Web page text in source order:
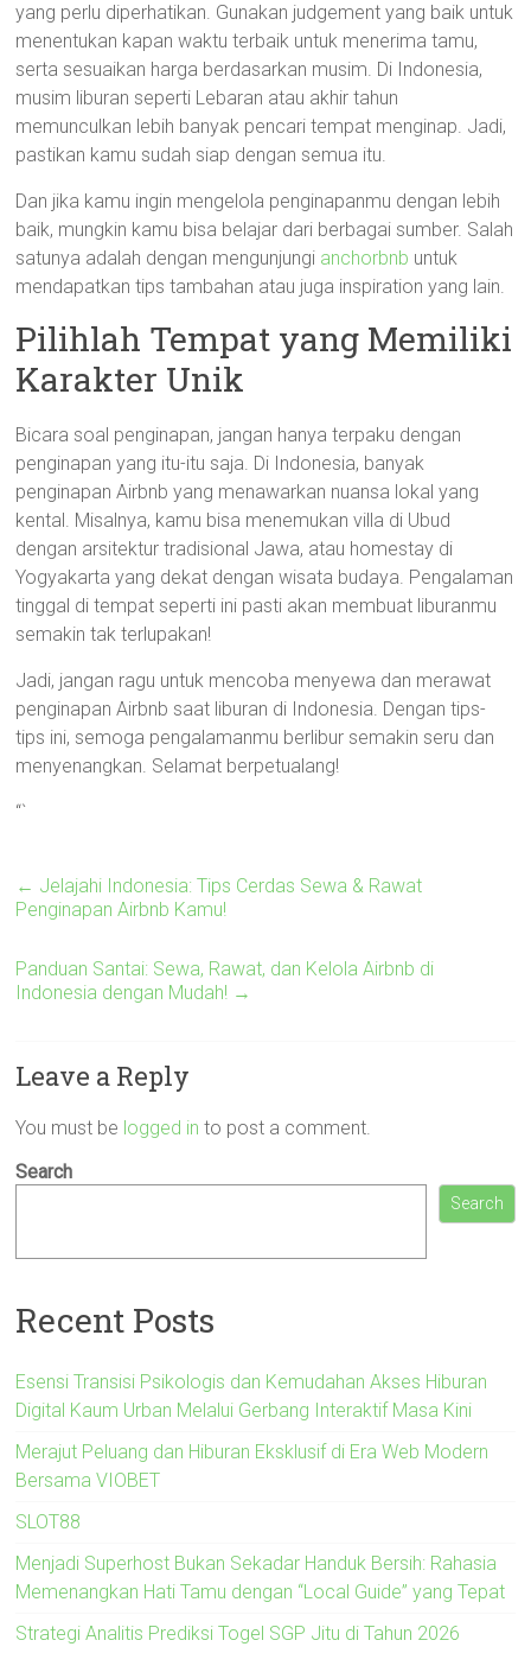
yang perlu diperhatikan. Gunakan judgement yang baik untuk
menentukan kapan waktu terbaik untuk menerima tamu,
serta sesuaikan harga berdasarkan musim. Di Indonesia,
musim liburan seperti Lebaran atau akhir tahun
memunculkan lebih banyak pencari tempat menginap. Jadi,
pastikan kamu sudah siap dengan semua itu.
Dan jika kamu ingin mengelola penginapanmu dengan lebih
baik, mungkin kamu bisa belajar dari berbagai sumber. Salah
satunya adalah dengan mengunjungi anchorbnb untuk
mendapatkan tips tambahan atau juga inspiration yang lain.
Pilihlah Tempat yang Memiliki
Karakter Unik
Bicara soal penginapan, jangan hanya terpaku dengan
penginapan yang itu-itu saja. Di Indonesia, banyak
penginapan Airbnb yang menawarkan nuansa lokal yang
kental. Misalnya, kamu bisa menemukan villa di Ubud
dengan arsitektur tradisional Jawa, atau homestay di
Yogyakarta yang dekat dengan wisata budaya. Pengalaman
tinggal di tempat seperti ini pasti akan membuat liburanmu
semakin tak terlupakan!
Jadi, jangan ragu untuk mencoba menyewa dan merawat
penginapan Airbnb saat liburan di Indonesia. Dengan tips-
tips ini, semoga pengalamanmu berlibur semakin seru dan
menyenangkan. Selamat berpetualang!
“`
← Jelajahi Indonesia: Tips Cerdas Sewa & Rawat
Penginapan Airbnb Kamu!
Panduan Santai: Sewa, Rawat, dan Kelola Airbnb di
Indonesia dengan Mudah! →
Leave a Reply
You must be logged in to post a comment.
Search
Search
Recent Posts
Esensi Transisi Psikologis dan Kemudahan Akses Hiburan
Digital Kaum Urban Melalui Gerbang Interaktif Masa Kini
Merajut Peluang dan Hiburan Eksklusif di Era Web Modern
Bersama VIOBET
SLOT88
Menjadi Superhost Bukan Sekadar Handuk Bersih: Rahasia
Memenangkan Hati Tamu dengan “Local Guide” yang Tepat
Strategi Analitis Prediksi Togel SGP Jitu di Tahun 2026